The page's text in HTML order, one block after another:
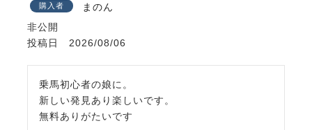
購入者
まのん
非公開
投稿日
2026/08/06
乗馬初心者の娘に。
新しい発見あり楽しいです。
無料ありがたいです